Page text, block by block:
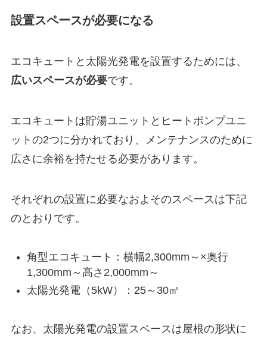
設置スペースが必要になる
エコキュートと太陽光発電を設置するためには、
広いスペースが必要です。
エコキュートは貯湯ユニットとヒートポンプユニ
ットの2つに分かれており、メンテナンスのために
広さに余裕を持たせる必要があります。
それぞれの設置に必要なおよそのスペースは下記
のとおりです。
角型エコキュート：横幅2,300mm～×奥行
1,300mm～高さ2,000mm～
太陽光発電（5kW）：25～30㎡
なお、太陽光発電の設置スペースは屋根の形状に